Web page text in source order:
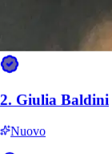
2. Giulia Baldini
Nuovo